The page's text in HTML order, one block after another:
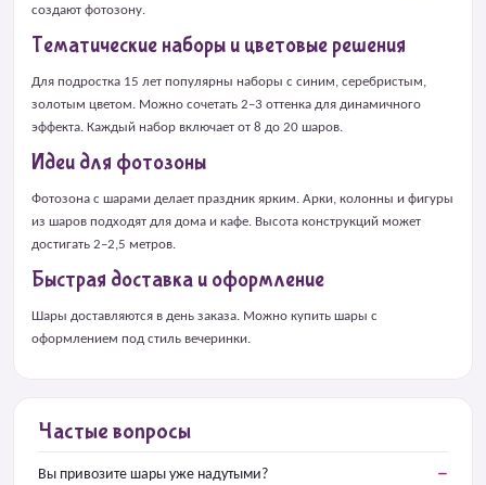
создают фотозону.
Тематические наборы и цветовые решения
Для подростка 15 лет популярны наборы с синим, серебристым,
золотым цветом. Можно сочетать 2–3 оттенка для динамичного
эффекта. Каждый набор включает от 8 до 20 шаров.
Идеи для фотозоны
Фотозона с шарами делает праздник ярким. Арки, колонны и фигуры
из шаров подходят для дома и кафе. Высота конструкций может
достигать 2–2,5 метров.
Быстрая доставка и оформление
Шары доставляются в день заказа. Можно купить шары с
оформлением под стиль вечеринки.
Частые вопросы
Вы привозите шары уже надутыми?